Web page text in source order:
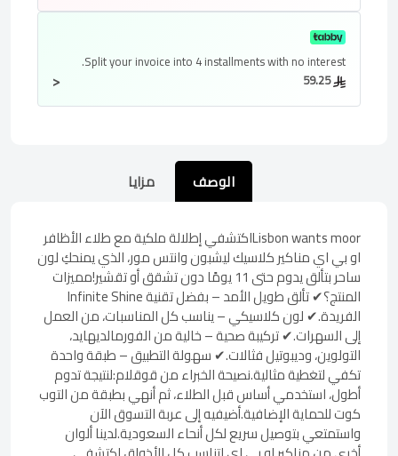
Split your invoice into 4 installmentswith no interest.
< 59.25
الوصف مزايا
Lisbon wants moorاكتشفي إطلالة ملكية مع طلاء الأظافر
او بي اي مناكير كلاسيك ليشبون وانتس مور، الذي يمنحكِ لون
ساحر بتألق يدوم حتى 11 يومًا دون تشقق أو تقشير!مميزات
المنتج؟✔ تألق طويل الأمد – بفضل تقنية Infinite Shine
الفريدة.✔ لون كلاسيكي – يناسب كل المناسبات، من العمل
إلى السهرات.✔ تركيبة صحية – خالية من الفورمالديهايد،
التولوين، وديبوتيل فثالات.✔ سهولة التطبيق – طبقة واحدة
تكفي لتغطية مثالية.نصيحة الخبراء من قوقلام:لنتيجة تدوم
أطول، استخدمي أساس قبل الطلاء، ثم أنهي بطبقة من التوب
كوت للحماية الإضافية.أضيفيه إلى عربة التسوق الآن
واستمتعي بتوصيل سريع لكل أنحاء السعودية.لدينا ألوان